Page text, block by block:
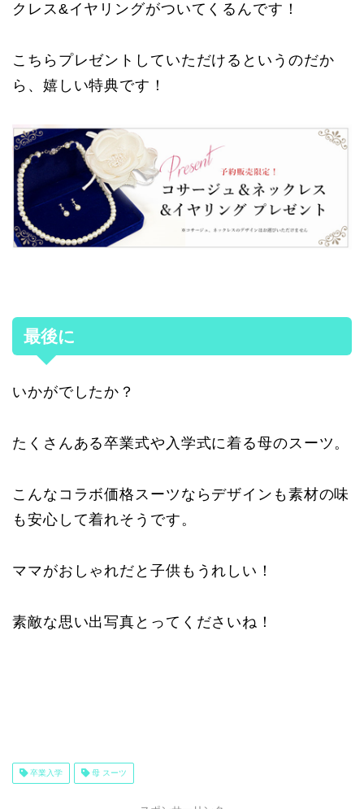
クレス&イヤリングがついてくるんです！
こちらプレゼントしていただけるというのだか
ら、嬉しい特典です！
最後に
いかがでしたか？
たくさんある卒業式や入学式に着る母のスーツ。
こんなコラボ価格スーツならデザインも素材の味
も安心して着れそうです。
ママがおしゃれだと子供もうれしい！
素敵な思い出写真とってくださいね！
卒業入学 母 スーツ